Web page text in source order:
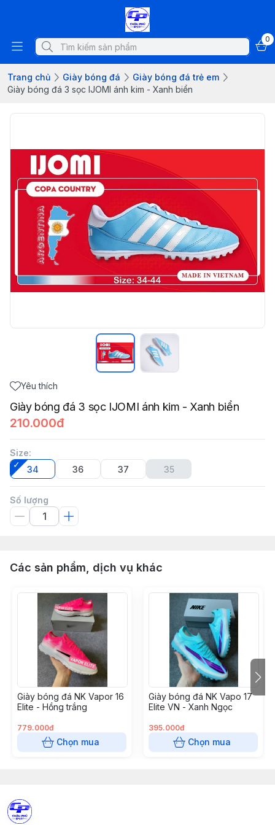
0
Trang chủ Giày bóng đá
Giày bóng đá trẻ em
Giày bóng đá 3 sọc IJOMI ánh kim - Xanh biển
Yêu thích
Giày bóng đá 3 sọc IJOMI ánh kim - Xanh biển
210.000đ
Size:
34
36 37 35
Số lượng
Các sản phẩm, dịch vụ khác
Giày bóng đá NK Vapor 16
Elite - Hồng trắng
779.000đ
Chọn mua
Giày bóng đá NK Vapo 17
Elite VN - Xanh Ngọc
395.000đ
Chọn mua